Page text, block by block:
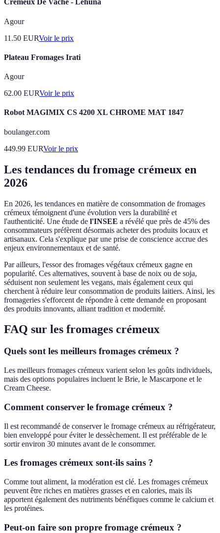
Crémeux De Vache - Lehuna
Agour
11.50 EURVoir le prix
Plateau Fromages Irati
Agour
62.00 EURVoir le prix
Robot MAGIMIX CS 4200 XL CHROME MAT 1847
boulanger.com
449.99 EURVoir le prix
Les tendances du fromage crémeux en
2026
En 2026, les tendances en matière de consommation de fromages
crémeux témoignent d'une évolution vers la durabilité et
l'authenticité. Une étude de l'INSEE a révélé que près de 45% des
consommateurs préfèrent désormais acheter des produits locaux et
artisanaux. Cela s'explique par une prise de conscience accrue des
enjeux environnementaux et de santé.
Par ailleurs, l'essor des fromages végétaux crémeux gagne en
popularité. Ces alternatives, souvent à base de noix ou de soja,
séduisent non seulement les vegans, mais également ceux qui
cherchent à réduire leur consommation de produits laitiers. Ainsi, les
fromageries s'efforcent de répondre à cette demande en proposant
des produits innovants, alliant tradition et modernité.
FAQ sur les fromages crémeux
Quels sont les meilleurs fromages crémeux ?
Les meilleurs fromages crémeux varient selon les goûts individuels,
mais des options populaires incluent le Brie, le Mascarpone et le
Cream Cheese.
Comment conserver le fromage crémeux ?
Il est recommandé de conserver le fromage crémeux au réfrigérateur,
bien enveloppé pour éviter le dessèchement. Il est préférable de le
sortir environ 30 minutes avant de le consommer.
Les fromages crémeux sont-ils sains ?
Comme tout aliment, la modération est clé. Les fromages crémeux
peuvent être riches en matières grasses et en calories, mais ils
apportent également des nutriments bénéfiques comme le calcium et
les protéines.
Peut-on faire son propre fromage crémeux ?